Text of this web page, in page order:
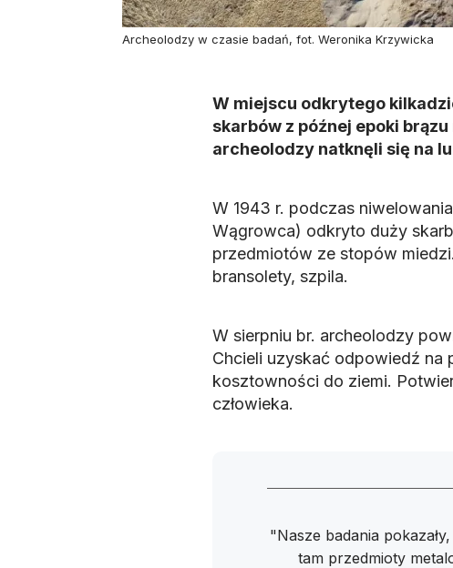
Archeolodzy w czasie badań, fot. Weronika Krzywicka
W miejscu odkrytego
skarbów z późnej epoki
archeolodzy natknęli się na
W 1943 r. podczas
Wągrowca) odkryto duży
przedmiotów ze stopów
bransolety, szpila.
W sierpniu br. archeolodzy
Chcieli uzyskać odpowiedź na
kosztowności do ziemi.
człowieka.
"Nasze badania
tam przedmioty